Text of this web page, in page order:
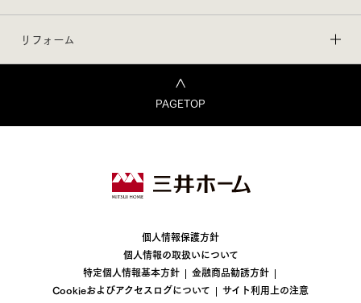
リフォーム
PAGETOP
個人情報保護方針
個人情報の取扱いについて
特定個人情報基本方針
金融商品勧誘方針
Cookieおよびアクセスログについて
サイト利用上の注意